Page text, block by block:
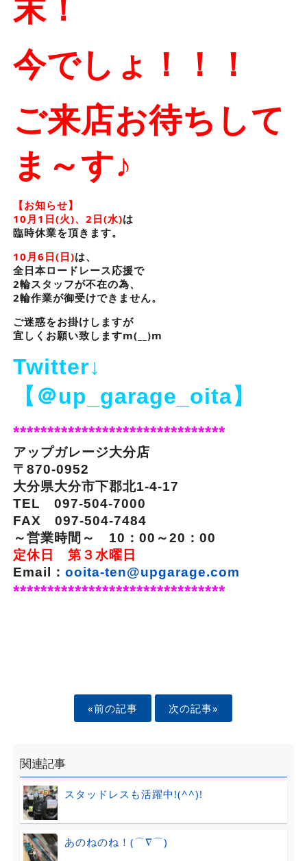
末！
今でしょ！！！
ご来店お待ちして
ま～す♪
【お知らせ】
10月1日(火)、2日(水)は
臨時休業を頂きます。
10月6日(日)は、
全日本ロードレース応援で
2輪スタッフが不在の為、
2輪作業が御受けできません。
ご迷惑をお掛けしますが
宜しくお願い致しますm(__)m
Twitter↓
【＠up_garage_oita】
*******************************
アップガレージ大分店
〒870-0952
大分県大分市下郡北1-4-17
TEL 097-504-7000
FAX 097-504-7484
～営業時間～ 10：00～20：00
定休日 第３水曜日
Email： ooita-ten@upgarage.com
*******************************
«前の記事 次の記事»
関連記事
スタッドレスも活躍中!(^^)!
あのねのね！(⌒∇⌒)